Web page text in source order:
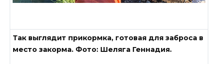
Так выглядит прикормка, готовая для заброса в
место закорма. Фото: Шеляга Геннадия.